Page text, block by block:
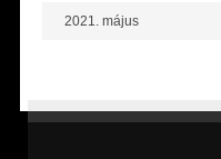
2021. május